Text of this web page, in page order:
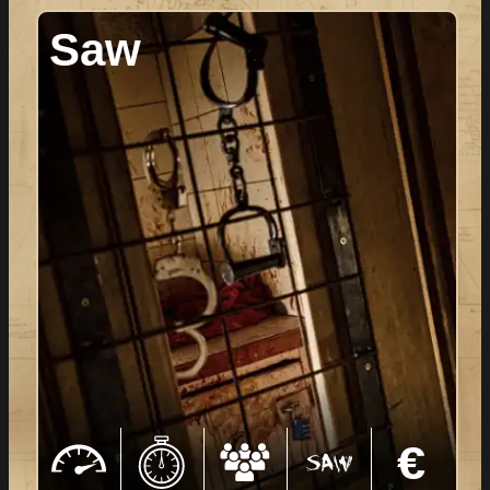
Saw
Keller:
Festgekettet in einem
heruntergekommenen „Verlies“, blutverschmierte
Wände mit Botschaften, du wirst beobachtet,
jemand möchte mit dir „spielen“! Hast du eine
Chance dich aus dieser misslichen Lage zu
befreien, oder bist du das nächste Opfer von Jig-
Saw?
weiterlesen
jetzt buchen